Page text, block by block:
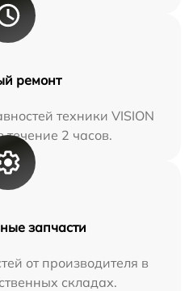
ремонт
техники VISION
2 часов.
запчасти
от производителя в
складах.